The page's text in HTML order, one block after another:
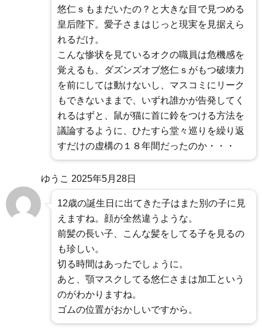
悠仁ｓもまだいたの？と大きな目で見つめる
皇后陛下。愛子さまはじっと現実を見据えら
れるだけ。
こんな惨状を見ているオクの職員は危機感を
覚えるも、ダズンズオブ悠仁ｓがもつ破壊力
を前にしては動けないし、マスコミにリーク
もできないままで、いずれ誰かが告発してく
れるはずと、鼠が猫に首に鈴をつける方法を
議論するように、ひたすら堂々巡りを繰り返
すだけの虚構の１８年間だったのか・・・
ゆうこ 2025年5月28日
12歳の誕生日に出てきた子はまた別の子に見
えますね。顔が全然違うような。
前髪の長い子、こんな髪をしてる子を見るの
も珍しい。
切る時間はあったでしょうに。
あと、顎マスクしてる悠仁さまは加工という
のがわかりますね。
ゴムの位置がおかしいですから。